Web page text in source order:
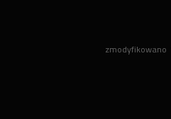
zmodyfikowano